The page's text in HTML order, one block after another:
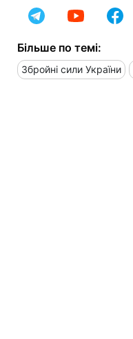
Більше по темі:
Збройні сили України